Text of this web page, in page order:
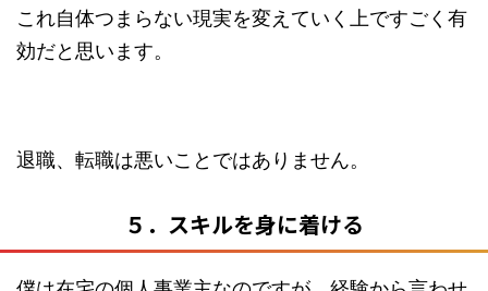
これ自体つまらない現実を変えていく上ですごく有
効だと思います。
退職、転職は悪いことではありません。
５．スキルを身に着ける